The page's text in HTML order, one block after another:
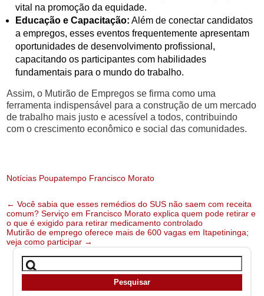
vital na promoção da equidade.
Educação e Capacitação: Além de conectar candidatos
a empregos, esses eventos frequentemente apresentam
oportunidades de desenvolvimento profissional,
capacitando os participantes com habilidades
fundamentais para o mundo do trabalho.
Assim, o Mutirão de Empregos se firma como uma
ferramenta indispensável para a construção de um mercado
de trabalho mais justo e acessível a todos, contribuindo
com o crescimento econômico e social das comunidades.
Notícias Poupatempo Francisco Morato
Post
navigation
← Você sabia que esses remédios do SUS não saem com receita
comum? Serviço em Francisco Morato explica quem pode retirar e
o que é exigido para retirar medicamento controlado
Mutirão de emprego oferece mais de 600 vagas em Itapetininga;
veja como participar →